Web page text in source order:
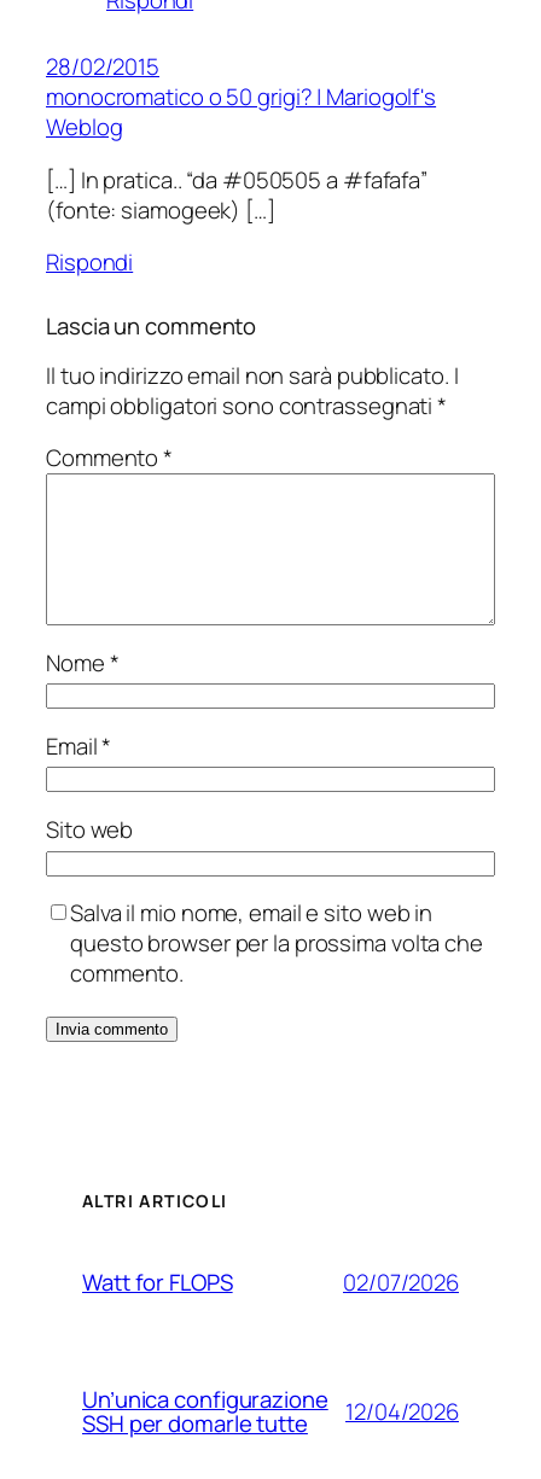
28/02/2015
monocromatico o 50 grigi? | Mariogolf's
Weblog
[…] In pratica.. “da #050505 a #fafafa”
(fonte: siamogeek) […]
Rispondi
Lascia un commento
Il tuo indirizzo email non sarà pubblicato. I
campi obbligatori sono contrassegnati*
Commento*
Nome*
Email*
Sito web
Salva il mio nome, email e sito web in
questo browser per la prossima volta che
commento.
ALTRI ARTICOLI
Watt for FLOPS 02/07/2026
Un’unica configurazione
SSH per domarle tutte 12/04/2026